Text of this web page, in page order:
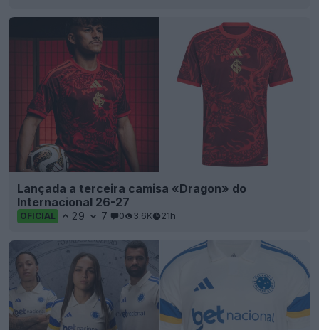
Lançada a terceira camisa «Dragon» do
Internacional 26-27
OFICIAL 29 7 0 3.6K 21h